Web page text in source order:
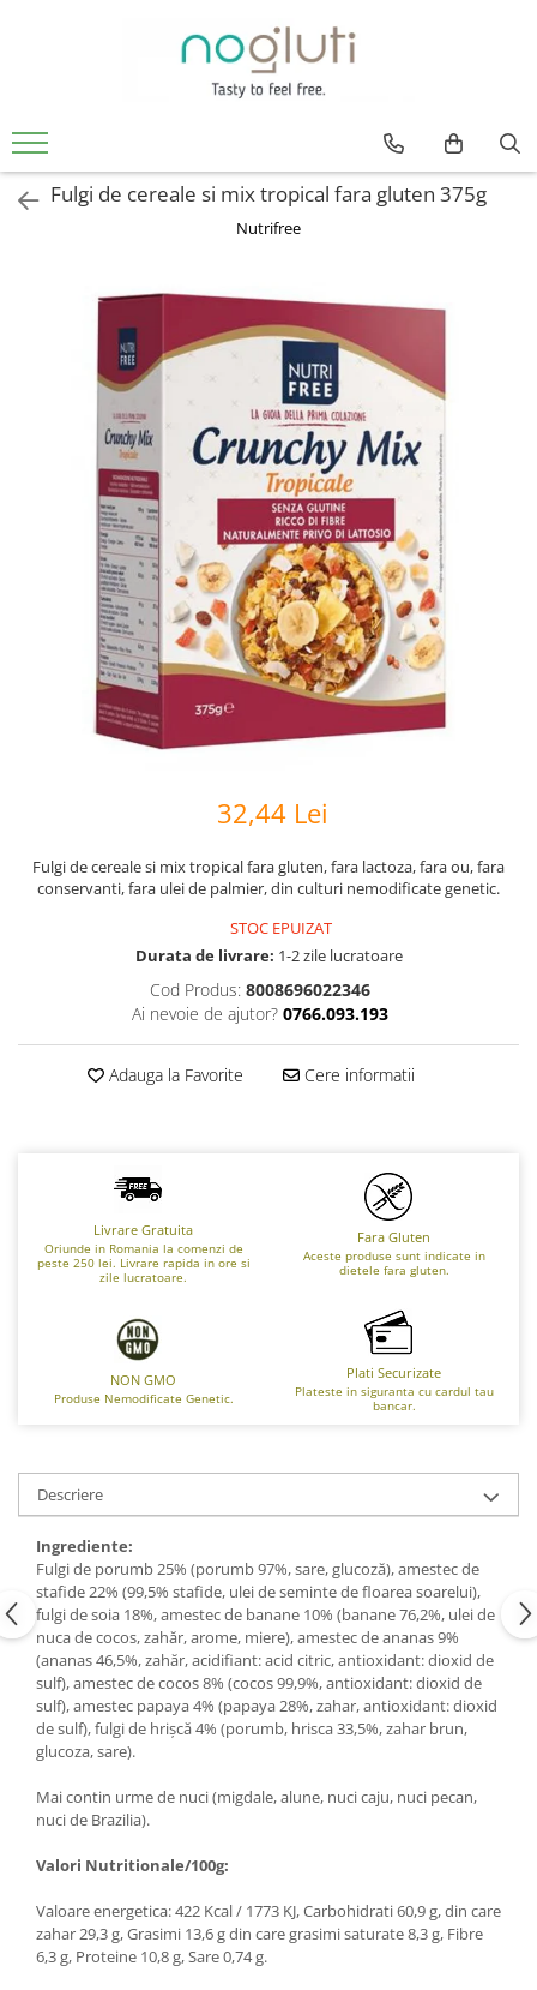
Biscuiti fara gluten
Cereale fara gluten
Faina fara gluten
Fulgi de cereale si mix tropical fara gluten 375g
Nutrifree
32,44 Lei
Fulgi de cereale si mix tropical fara gluten, fara lactoza, fara ou, fara
conservanti, fara ulei de palmier, din culturi nemodificate genetic.
STOC EPUIZAT
Durata de livrare: 1-2 zile lucratoare
Cod Produs: 8008696022346
Ai nevoie de ajutor? 0766.093.193
Adauga la Favorite Cere informatii
Livrare Gratuita
Oriunde in Romania la comenzi de
peste 250 lei. Livrare rapida in ore si
zile lucratoare.
Fara Gluten
Aceste produse sunt indicate in
dietele fara gluten.
NON GMO
Produse Nemodificate Genetic.
Plati Securizate
Plateste in siguranta cu cardul tau
bancar.
Descriere
Ingrediente:
Fulgi de porumb 25% (porumb 97%, sare, glucoză), amestec de
stafide 22% (99,5% stafide, ulei de seminte de floarea soarelui),
fulgi de soia 18%, amestec de banane 10% (banane 76,2%, ulei de
nuca de cocos, zahăr, arome, miere), amestec de ananas 9%
(ananas 46,5%, zahăr, acidifiant: acid citric, antioxidant: dioxid de
sulf), amestec de cocos 8% (cocos 99,9%, antioxidant: dioxid de
sulf), amestec papaya 4% (papaya 28%, zahar, antioxidant: dioxid
de sulf), fulgi de hrișcă 4% (porumb, hrisca 33,5%, zahar brun,
glucoza, sare).
Mai contin urme de nuci (migdale, alune, nuci caju, nuci pecan,
nuci de Brazilia).
Valori Nutritionale/100g:
Valoare energetica: 422 Kcal / 1773 KJ, Carbohidrati 60,9 g, din care
zahar 29,3 g, Grasimi 13,6 g din care grasimi saturate 8,3 g, Fibre
6,3 g, Proteine 10,8 g, Sare 0,74 g.